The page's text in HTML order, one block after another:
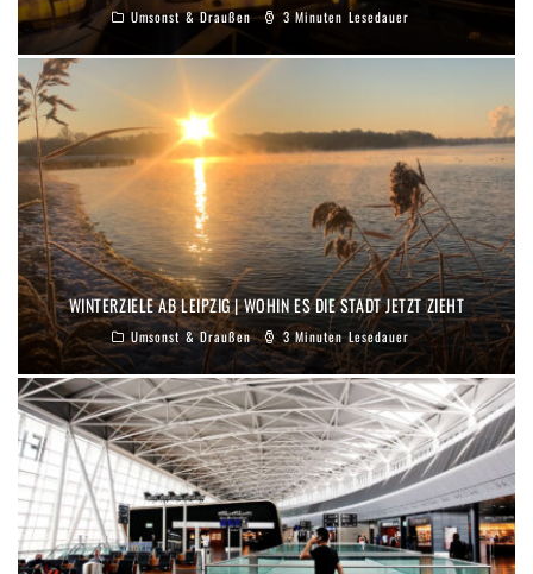
Umsonst & Draußen 3 Minuten Lesedauer
WINTERZIELE AB LEIPZIG | WOHIN ES DIE STADT JETZT ZIEHT
Umsonst & Draußen 3 Minuten Lesedauer